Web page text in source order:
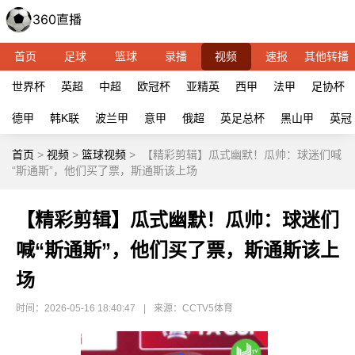
首页 足球 篮球 录播 视频 速报 其他转播
世界杯 英超 中超 欧冠杯 亚精英 西甲 法甲 足协杯
德甲 韩K联 波兰甲 意甲 俄超 英足总杯 黑山甲 英冠
首页 > 视频 > 篮球视频 >
【精彩剪辑】瓜式幽默！瓜帅：球迷们喊
“斯通斯”，他们买了票，斯通斯该上场
【精彩剪辑】瓜式幽默！瓜帅：球迷们
喊“斯通斯”，他们买了票，斯通斯该上
场
时间：2026-05-16 18:40:47 来源：CCTV5体育